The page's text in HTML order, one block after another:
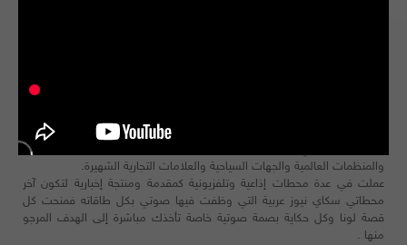
إعلامية ومعلقة صوتية معتمدة عربيا ودوليا منذ أكثر من خمسة عشر عاما.
صوت معتمد في الكثير من المرافق الحيوية والمؤسسات الرسمية والخاصة
والمنظمات العالمية والجهات السياحية والعلامات التجارية الشهيرة.
عملت في عدة محطات إذاعية وتلفزيونية كمقدمة ومنتجة إخبارية لتكون آخر
محطاتي سكاي نيوز عربية التي وظفت فيها صوتي بكل طاقاته فمنحت كل
قصة لونا وكل حكاية بصمة صوتية خاصة تأخذك مباشرة إلى الهدف المرجو
منها .